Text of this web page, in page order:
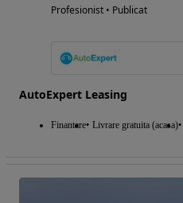
Profesionist • Publicat
AutoExpert Leasing
Finantare Livrare gratuita (acasa)